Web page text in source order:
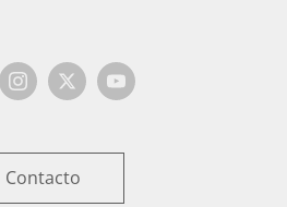
Contacto